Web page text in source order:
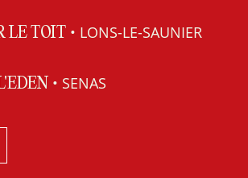
LE TOIT • LONS-LE-SAUNIER
• SENAS